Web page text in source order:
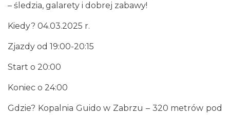
Silesia Marathon 2026
11.65 km
– śledzia, galarety i dobrej zabawy!
Kiedy? 04.03.2025 r.
Zjazdy od 19:00-20:15
Start o 20:00
Koniec o 24:00
Gdzie? Kopalnia Guido w Zabrzu – 320 metrów pod